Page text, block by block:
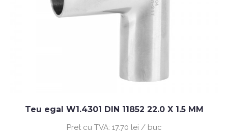
Teu egal W1.4301 DIN 11852 22.0 X 1.5 MM
Pret cu TVA: 17.70 lei / buc